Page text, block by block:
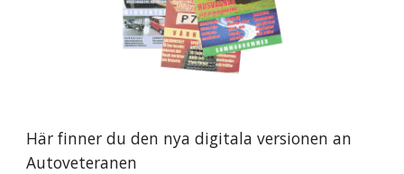
Här finner du den nya digitala versionen an
Autoveteranen